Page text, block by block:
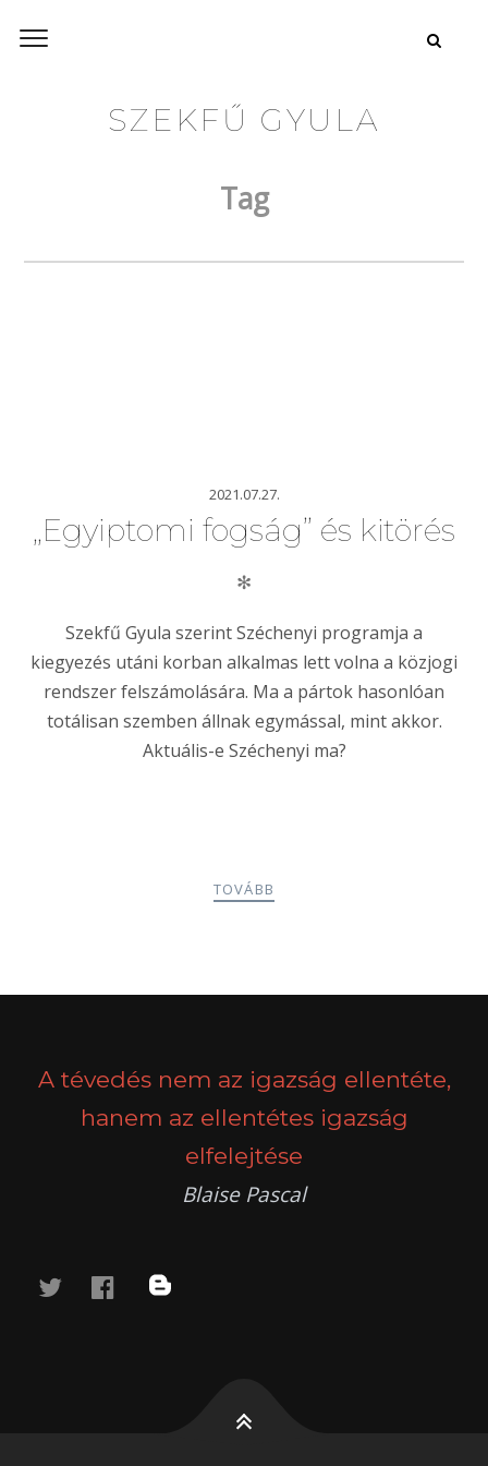
SZEKFŰ GYULA
Tag
2021.07.27.
„Egyiptomi fogság” és kitörés
✻
Szekfű Gyula szerint Széchenyi programja a
kiegyezés utáni korban alkalmas lett volna a közjogi
rendszer felszámolására. Ma a pártok hasonlóan
totálisan szemben állnak egymással, mint akkor.
Aktuális-e Széchenyi ma?
TOVÁBB
A tévedés nem az igazság ellentéte,
hanem az ellentétes igazság
elfelejtése
Blaise Pascal
twitterfacebook
blog